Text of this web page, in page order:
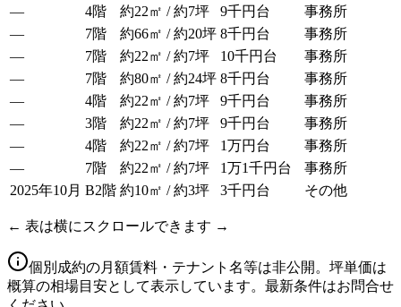
—
4階 約22㎡ / 約7坪 9千円台
事務所
—
7階 約66㎡ / 約20坪 8千円台
事務所
—
7階 約22㎡ / 約7坪 10千円台
事務所
—
7階 約80㎡ / 約24坪 8千円台
事務所
—
4階 約22㎡ / 約7坪 9千円台
事務所
—
3階 約22㎡ / 約7坪 9千円台
事務所
—
4階 約22㎡ / 約7坪 1万円台
事務所
—
7階 約22㎡ / 約7坪 1万1千円台
事務所
2025年10月 B2階 約10㎡ / 約3坪 3千円台 その他
← 表は横にスクロールできます →
個別成約の月額賃料・テナント名等は非公開。坪単価は
概算の相場目安として表示しています。最新条件はお問合せ